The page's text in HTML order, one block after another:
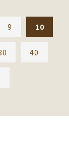
9 10
40